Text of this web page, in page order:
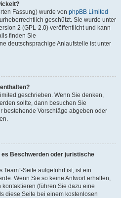
Fassung) wurde von phpBB Limited
geschützt. Sie wurde unter
2 (GPL-2.0) veröffentlicht und kann
finden Sie
deutschsprachige Anlaufstelle ist unter
geschrieben. Wenn Sie denken,
sollte, dann besuchen Sie
bestehende Vorschläge abgeben oder
Beschwerden oder juristische
Team“-Seite aufgeführt ist, ist ein
Wenn Sie so keine Antwort erhalten,
(führen Sie dazu eine
diese Seite bei einem kostenlosen